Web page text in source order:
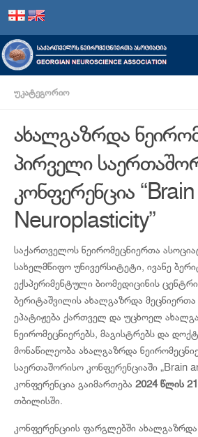
Skip to content
ᲣᲙᲐᲢᲔᲒᲝᲠᲘᲝ
ახალგაზრდა
პირველი
კონფერენცია
Neuroplasticity”
საქართველოს ნეირომეცნიერთა
სახელმწიფო უნივერსიტეტი, ივანე
ექსპერიმენტული ბიომედიცინის
ბერიტაშვილის ახალგაზრდა
ეპატიჟება ქართველ და უცხოელ
ნეირომეცნიერებს, მაგისტრებს და
მონაწილეობა ახალგაზრდა
საერთაშორისო კონფერენციაში „Brain
კონფერენცია გაიმართება 2024 წლის
თბილისში.
კონფერენციის ფარგლებში